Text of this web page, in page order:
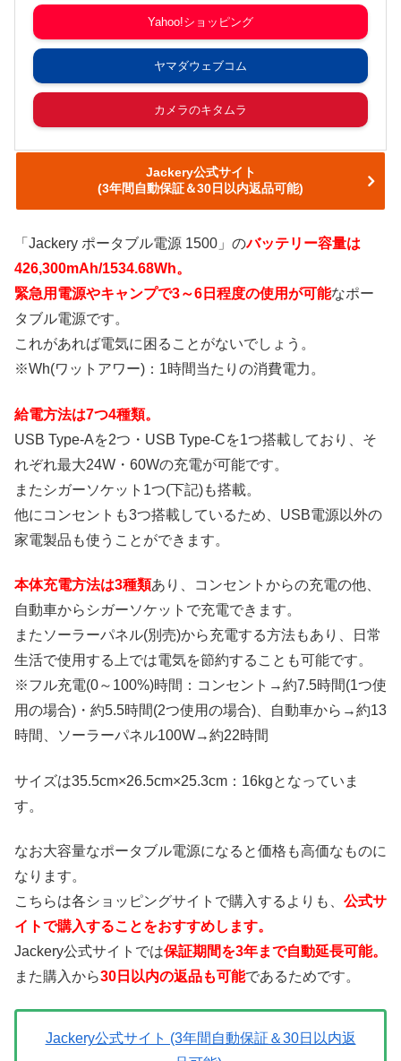
Yahoo!ショッピング
ヤマダウェブコム
カメラのキタムラ
Jackery公式サイト
(3年間自動保証＆30日以内返品可能)
「Jackery ポータブル電源 1500」のバッテリー容量は
426,300mAh/1534.68Wh。
緊急用電源やキャンプで3～6日程度の使用が可能なポー
タブル電源です。
これがあれば電気に困ることがないでしょう。
※Wh(ワットアワー)：1時間当たりの消費電力。
給電方法は7つ4種類。
USB Type-Aを2つ・USB Type-Cを1つ搭載しており、そ
れぞれ最大24W・60Wの充電が可能です。
またシガーソケット1つ(下記)も搭載。
他にコンセントも3つ搭載しているため、USB電源以外の
家電製品も使うことができます。
本体充電方法は3種類あり、コンセントからの充電の他、
自動車からシガーソケットで充電できます。
またソーラーパネル(別売)から充電する方法もあり、日常
生活で使用する上では電気を節約することも可能です。
※フル充電(0～100%)時間：コンセント→約7.5時間(1つ使
用の場合)・約5.5時間(2つ使用の場合)、自動車から→約13
時間、ソーラーパネル100W→約22時間
サイズは35.5cm×26.5cm×25.3cm：16kgとなっていま
す。
なお大容量なポータブル電源になると価格も高価なものに
なります。
こちらは各ショッピングサイトで購入するよりも、 公式サ
イトで購入することをおすすめします。
Jackery公式サイトでは保証期間を3年まで自動延長可能。
また購入から30日以内の返品も可能であるためです。
Jackery公式サイト (3年間自動保証＆30日以内返